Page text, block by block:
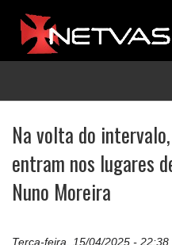
Na volta do
entram nos lugares
Nuno Moreira
Terça-feira, 15/04/2025 - 22:38